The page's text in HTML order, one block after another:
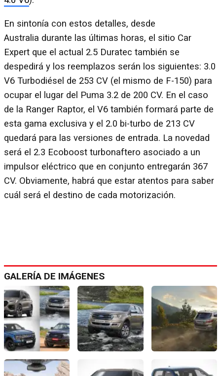
En sintonía con estos detalles, desde
Australia durante las últimas horas, el sitio Car
Expert que el actual 2.5 Duratec también se
despedirá y los reemplazos serán los siguientes: 3.0
V6 Turbodiésel de 253 CV (el mismo de F-150) para
ocupar el lugar del Puma 3.2 de 200 CV. En el caso
de la Ranger Raptor, el V6 también formará parte de
esta gama exclusiva y el 2.0 bi-turbo de 213 CV
quedará para las versiones de entrada. La novedad
será el 2.3 Ecoboost turbonaftero asociado a un
impulsor eléctrico que en conjunto entregarán 367
CV. Obviamente, habrá que estar atentos para saber
cuál será el destino de cada motorización.
GALERÍA DE IMÁGENES